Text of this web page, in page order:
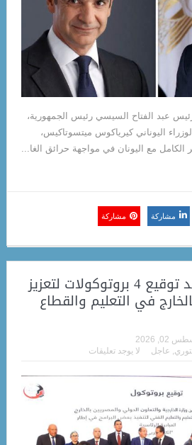
عبد الفتاح السيسي رئيس الجمهورية،
اليوناني كيرياكوس ميتسوتاكيس،
مع اليونان في مواجهة حرائق الغا...
مشاركة مشاركة
وزير الخارجية يشهد توقيع 4 بروتوكولات لتعزيز
في التعليم والقطاع
02, 2026
, عاجل لا يوجد تعليقات